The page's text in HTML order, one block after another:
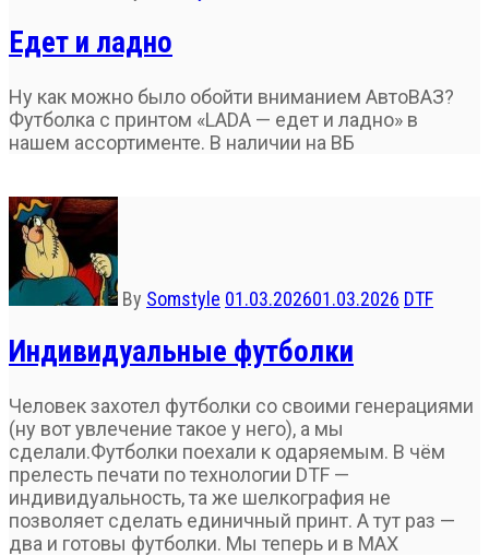
Едет и ладно
Ну как можно было обойти вниманием АвтоВАЗ?
Футболка с принтом «LADA — едет и ладно» в
нашем ассортименте. В наличии на ВБ
By Somstyle 01.03.202601.03.2026 DTF
Индивидуальные футболки
Человек захотел футболки со своими генерациями
(ну вот увлечение такое у него), а мы
сделали.Футболки поехали к одаряемым. В чём
прелесть печати по технологии DTF —
индивидуальность, та же шелкография не
позволяет сделать единичный принт. А тут раз —
два и готовы футболки. Мы теперь и в МАХ